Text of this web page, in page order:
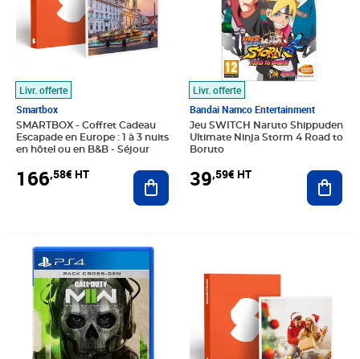
Livr. offerte
Smartbox
SMARTBOX - Coffret Cadeau
Escapade en Europe : 1 à 3 nuits
en hôtel ou en B&B - Séjour
166,58€ HT Ajouter au panier
Livr. offerte
Bandai Namco Entertainment
Jeu SWITCH Naruto Shippuden
Ultimate Ninja Storm 4 Road to
Boruto
39,59€ HT
Prix barré 54,16€ HT
Prix 49,48€ HT